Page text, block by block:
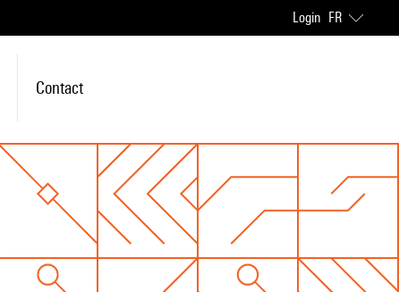
Login FR
Contact